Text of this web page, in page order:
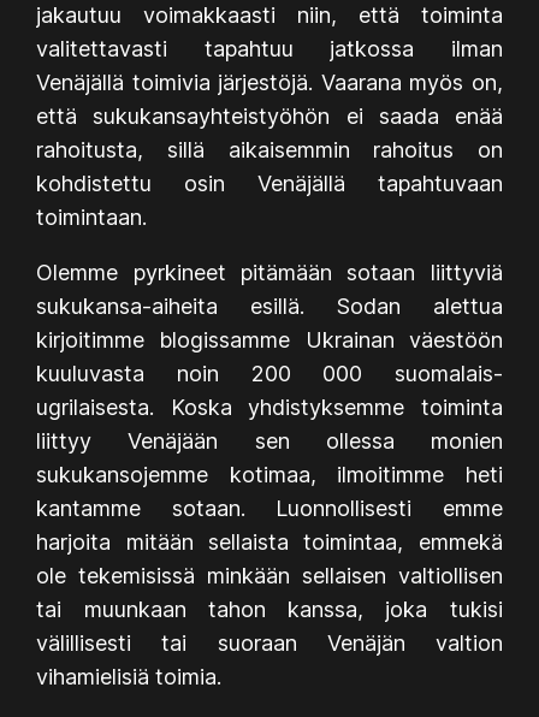
jakautuu voimakkaasti niin, että toiminta
valitettavasti tapahtuu jatkossa ilman
Venäjällä toimivia järjestöjä. Vaarana myös on,
että sukukansayhteistyöhön ei saada enää
rahoitusta, sillä aikaisemmin rahoitus on
kohdistettu osin Venäjällä tapahtuvaan
toimintaan.
Olemme pyrkineet pitämään sotaan liittyviä
sukukansa-aiheita esillä. Sodan alettua
kirjoitimme blogissamme Ukrainan väestöön
kuuluvasta noin 200 000 suomalais-
ugrilaisesta. Koska yhdistyksemme toiminta
liittyy Venäjään sen ollessa monien
sukukansojemme kotimaa, ilmoitimme heti
kantamme sotaan. Luonnollisesti emme
harjoita mitään sellaista toimintaa, emmekä
ole tekemisissä minkään sellaisen valtiollisen
tai muunkaan tahon kanssa, joka tukisi
välillisesti tai suoraan Venäjän valtion
vihamielisiä toimia.